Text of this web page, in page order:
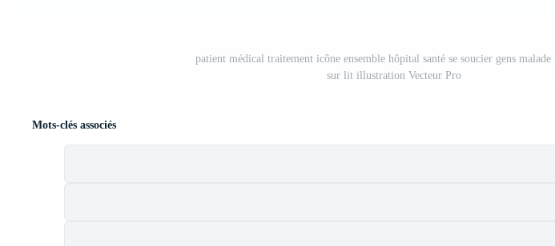
patient médical traitement icône ensemble hôpital santé se soucier gens malade
sur lit illustration Vecteur Pro
Mots-clés associés